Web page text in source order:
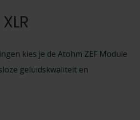
kies je de Atohm ZEF Module
geluidskwaliteit en